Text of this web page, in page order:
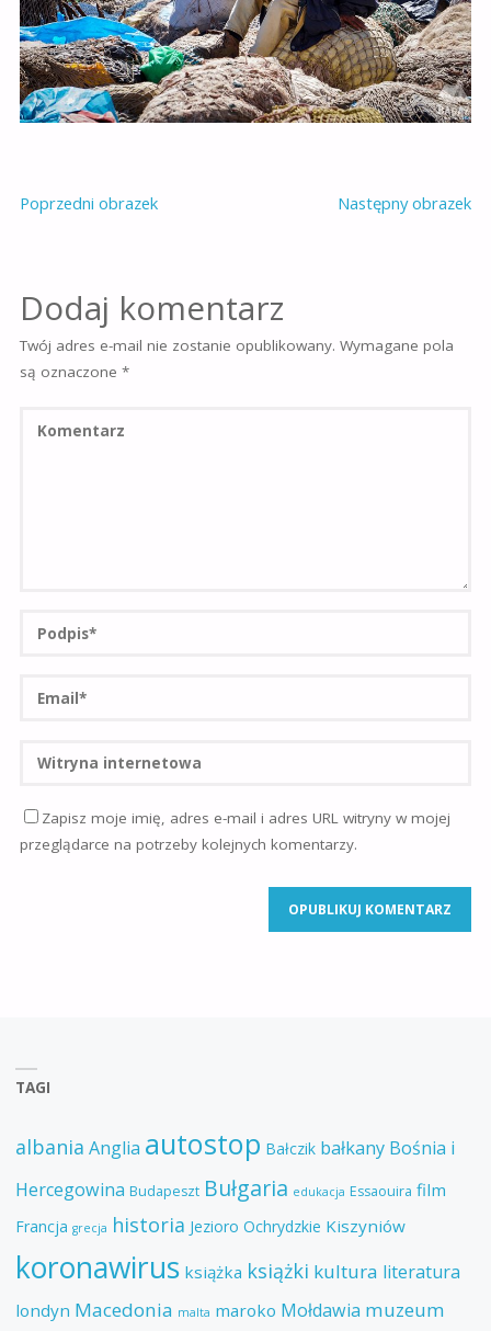
Poprzedni obrazek Następny obrazek
Dodaj komentarz
Twój adres e-mail nie zostanie opublikowany. Wymagane pola
są oznaczone *
Zapisz moje imię, adres e-mail i adres URL witryny w mojej
przeglądarce na potrzeby kolejnych komentarzy.
TAGI
albania Anglia autostop Bałczik bałkany Bośnia i
Hercegowina Budapeszt Bułgaria edukacja Essaouira film
Francja grecja historia Jezioro Ochrydzkie Kiszyniów
koronawirus książka książki kultura literatura
londyn Macedonia malta maroko Mołdawia muzeum